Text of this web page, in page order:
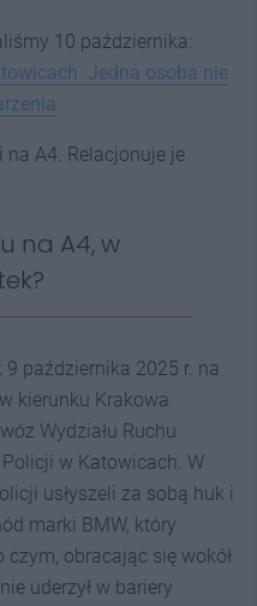
10 października:
Jedna osoba nie
na A4. Relacjonuje je
na A4, w
października 2025 r. na
kierunku Krakowa
Wydziału Ruchu
w Katowicach. W
usłyszeli za sobą huk i
marki BMW, który
czym, obracając się wokół
uderzył w bariery